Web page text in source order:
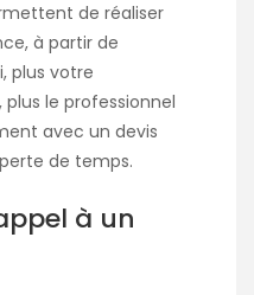
de réaliser
à partir de
plus votre
le professionnel
avec un devis
de temps.
à un